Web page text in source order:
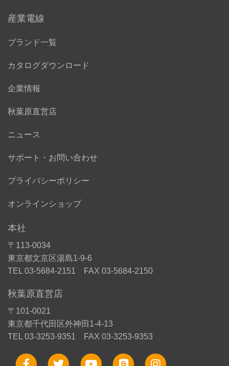
産業電線
ブランド一覧
カタログダウンロード
企業情報
秋葉原直営店
ニュース
サポート・お問い合わせ
プライバシーポリシー
オンラインショップ
本社
〒113-0034
東京都文京区湯島1-9-6
TEL 03-5684-2151 FAX 03-5684-2150
秋葉原直営店
〒101-0021
東京都千代田区外神田1-4-13
TEL 03-3253-9351 FAX 03-3253-9353